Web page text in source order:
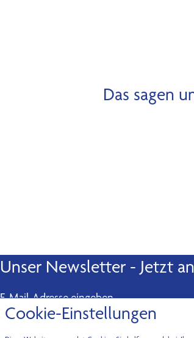
Das sagen
Unser Newsletter - Jetzt
E-Mail-Adresse eingeben
Cookie-Einstellungen